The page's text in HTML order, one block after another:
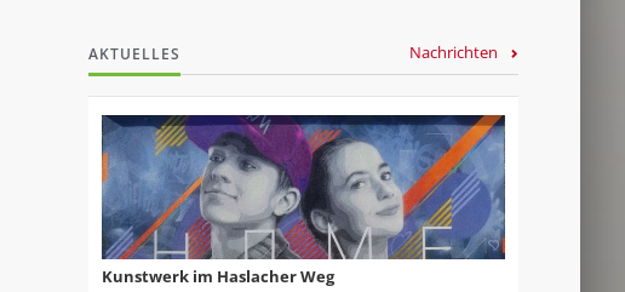
AKTUELLES Nachrichten
Kunstwerk im Haslacher Weg